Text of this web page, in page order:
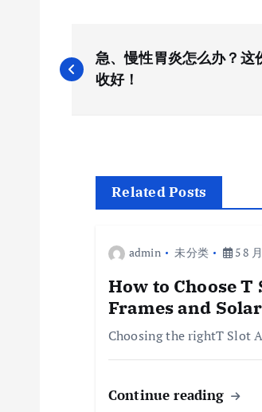
文
章
急、慢性胃炎怎么办？这
收好！
Related Posts
admin 未分类 5 8
How to Choose
Frames and
Choosing the rightT Slot
Continue reading